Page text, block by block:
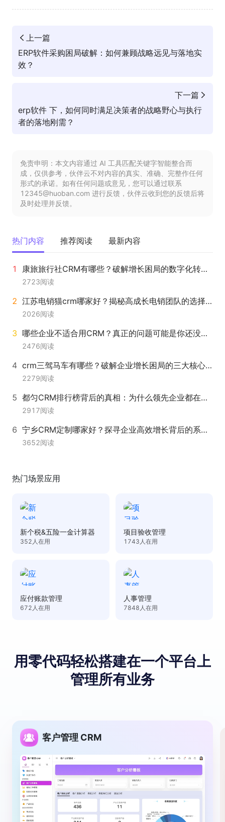
上一篇
ERP软件采购困局破解：如何兼顾战略远见与落地实
效？
下一篇
erp软件 下，如何同时满足决策者的战略野心与执行
者的落地刚需？
免责申明：本文内容通过 AI 工具匹配关键字智能整合而
成，仅供参考，伙伴云不对内容的真实、准确、完整作任何
形式的承诺。如有任何问题或意见，您可以通过联系
12345@huoban.com 进行反馈，伙伴云收到您的反馈后将
及时处理并反馈。
热门内容 推荐阅读 最新内容
康旅旅行社CRM有哪些？破解增长困局的数字化转型新范式
2723阅读
江苏电销猫crm哪家好？揭秘高成长电销团队的选择标准
2026阅读
哪些企业不适合用CRM？真正的问题可能是你还没遇见‘伙伴云’
2476阅读
crm三驾马车有哪些？破解企业增长困局的三大核心引擎
2279阅读
都匀CRM排行榜背后的真相：为什么领先企业都在转向伙伴云？
2917阅读
宁乡CRM定制哪家好？探寻企业高效增长背后的系统支撑
3652阅读
热门场景应用
新个税&五险一金计算器
352 人在用
项目验收管理
1743 人在用
应付账款管理
672 人在用
人事管理
7848 人在用
用零代码轻松搭建在⼀个平台上
管理所有业务
客户管理 CRM